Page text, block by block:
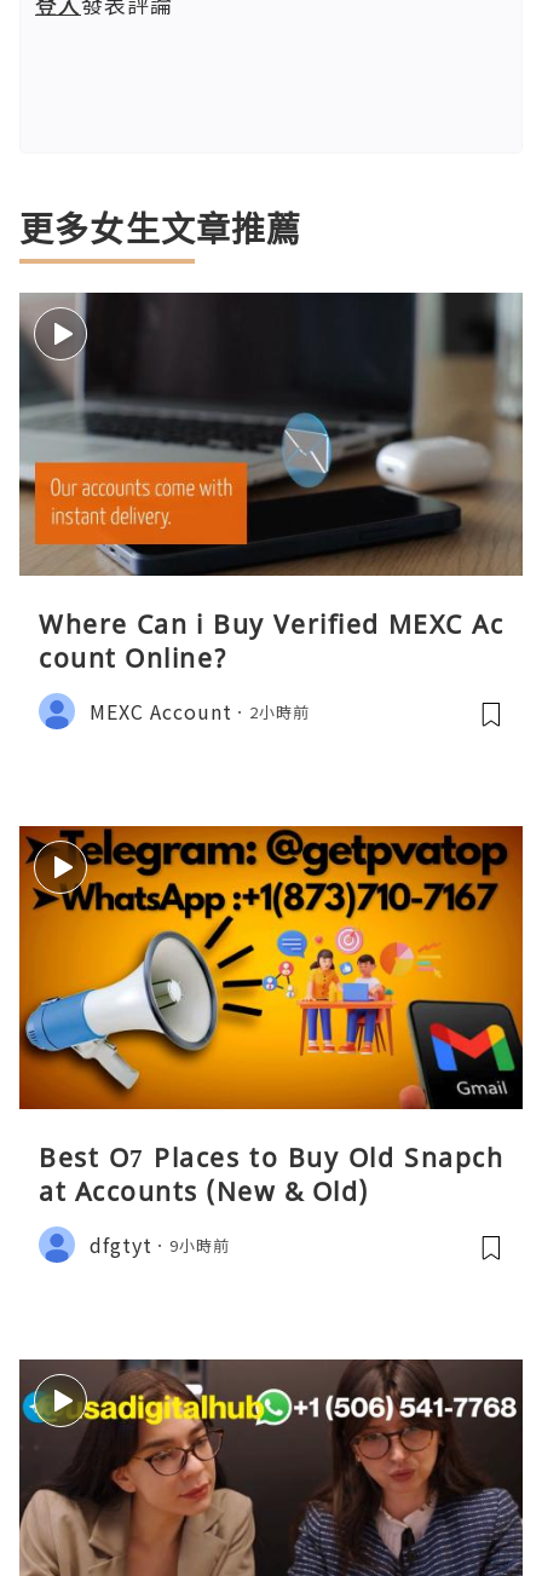
更多女生文章推薦
Where Can i Buy Verified MEXC Ac
count Online?
MEXC Account 2小時前
Best O7 Places to Buy Old Snapch
at Accounts (New & Old)
dfgtyt 9小時前